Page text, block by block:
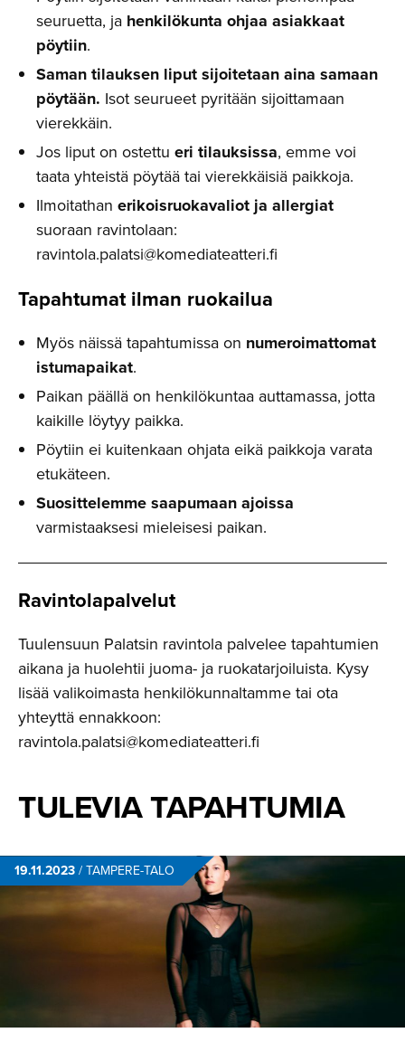
seuruetta, ja henkilökunta ohjaa asiakkaat
pöytiin.
Saman tilauksen liput sijoitetaan aina samaan
pöytään. Isot seurueet pyritään sijoittamaan
vierekkäin.
Jos liput on ostettu eri tilauksissa, emme voi
taata yhteistä pöytää tai vierekkäisiä paikkoja.
Ilmoitathan erikoisruokavaliot ja allergiat
suoraan ravintolaan:
ravintola.palatsi@komediateatteri.fi
Tapahtumat ilman ruokailua
Myös näissä tapahtumissa on numeroimattomat
istumapaikat.
Paikan päällä on henkilökuntaa auttamassa, jotta
kaikille löytyy paikka.
Pöytiin ei kuitenkaan ohjata eikä paikkoja varata
etukäteen.
Suosittelemme saapumaan ajoissa
varmistaaksesi mieleisesi paikan.
Ravintola­palvelut
Tuulensuun Palatsin ravintola palvelee tapahtumien
aikana ja huolehtii juoma- ja ruokatarjoiluista. Kysy
lisää valikoimasta henkilökunnaltamme tai ota
yhteyttä ennakkoon:
ravintola.palatsi@komediateatteri.fi
TULEVIA TAPAHTUMIA
19.11.2023/TAMPERE-TALO